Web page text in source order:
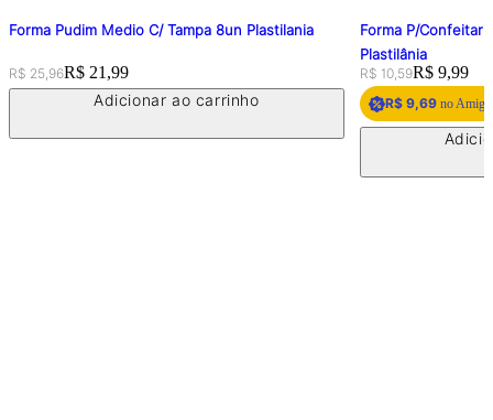
Forma Pudim Medio C/ Tampa 8un Plastilania
Original price:
R$ 25,96Price:
R$ 21,99
Adicionar ao carrinho
Forma P/
Plastilânia
Original price:
R$ 10,59Price:
R$ 9,99
R$ 9,69no Amigo